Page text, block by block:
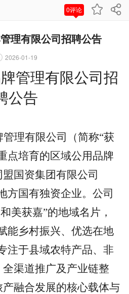
0评论
理有限公司招聘公告
2026-01-19
管理有限公司招
公告
理有限公司（简称“获
点培育的区域公用品牌
国资集团有限公司
方国有独资企业。公司
美获嘉”的地域名片，
能乡村振兴、优选在地
注于县域农特产品、非
渠道推广及产业链整
融合发展的核心载体与